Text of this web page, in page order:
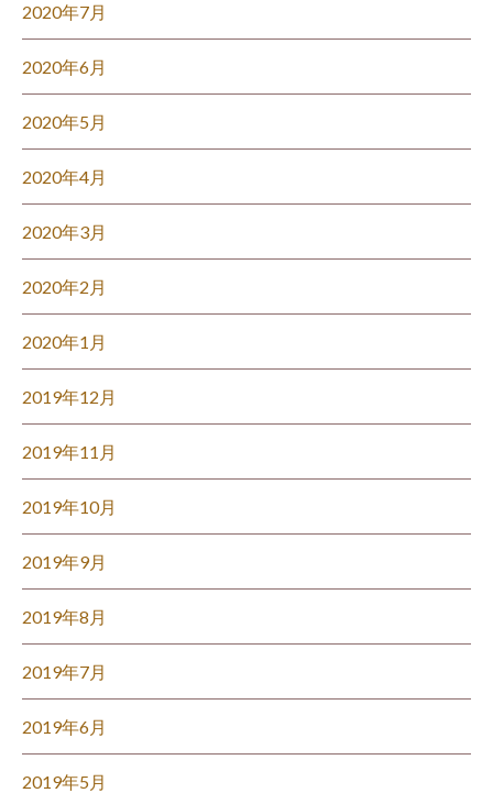
2020年7月
2020年6月
2020年5月
2020年4月
2020年3月
2020年2月
2020年1月
2019年12月
2019年11月
2019年10月
2019年9月
2019年8月
2019年7月
2019年6月
2019年5月